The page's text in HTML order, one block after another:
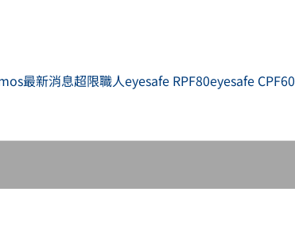
最新消息超限職人eyesafe RPF80eyesafe CPF60